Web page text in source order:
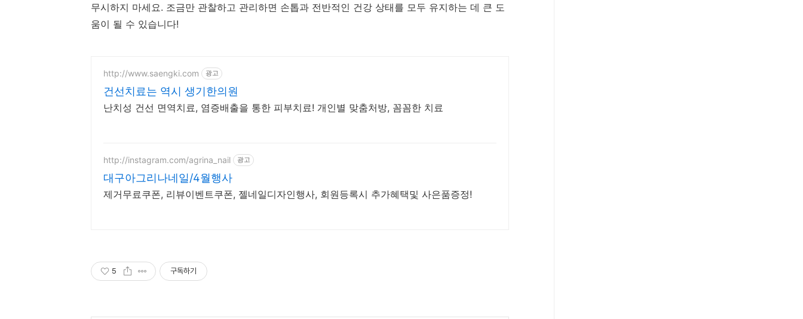
무시하지 마세요. 조금만 관찰하고 관리하면 손톱과 전반적인 건강 상태를 모두 유지하는 데 큰 도
움이 될 수 있습니다!
http://www.saengki.com 광고
건선치료는 역시 생기한의원
난치성 건선 면역치료, 염증배출을 통한 피부치료! 개인별 맞춤처방, 꼼꼼한 치료
http://instagram.com/agrina_nail 광고
대구아그리나네일/4월행사
제거무료쿠폰, 리뷰이벤트쿠폰, 젤네일디자인행사, 회원등록시 추가혜택및 사은품증정!
5 구독하기